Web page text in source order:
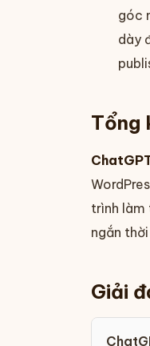
góc
dày
Tổng
trình làm
ngắn
Giải